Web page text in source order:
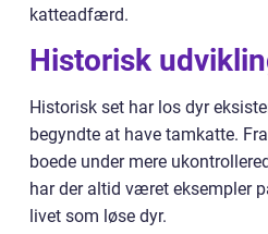
katteadfærd.
Historisk
Historisk set har los dyr
begyndte at have tamkatte.
boede under mere
har der altid været eksempler
livet som løse dyr.